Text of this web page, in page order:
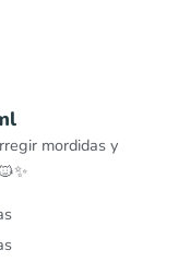
mordidas y